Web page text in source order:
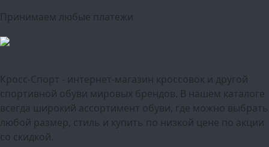
Принимаем любые платежи
Кросс-Спорт - интернет-магазин кроссовок и другой
спортивной обуви мировых брендов. В нашем каталоге
всегда широкий ассортимент обуви, где можно выбрать
любой размер, стиль и купить по низкой цене по акции
со скидкой.